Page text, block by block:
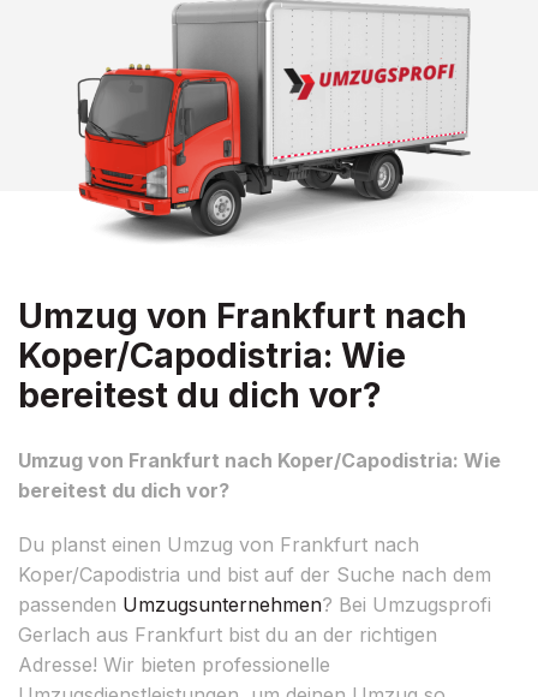
Umzug von Frankfurt nach
Koper/Capodistria: Wie
bereitest du dich vor?
Umzug von Frankfurt nach Koper/Capodistria: Wie
bereitest du dich vor?
Du planst einen Umzug von Frankfurt nach
Koper/Capodistria und bist auf der Suche nach dem
passenden Umzugsunternehmen? Bei Umzugsprofi
Gerlach aus Frankfurt bist du an der richtigen
Adresse! Wir bieten professionelle